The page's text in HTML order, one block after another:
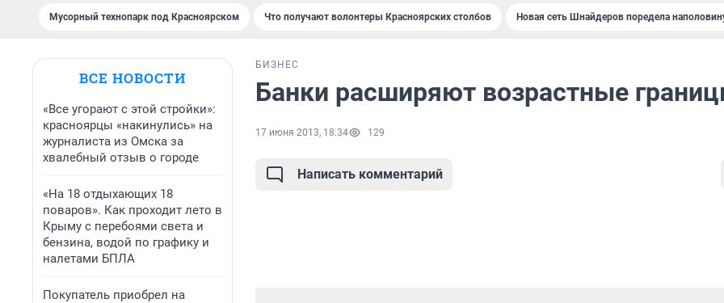
Мусорный технопарк под Крaсноярском Что получают волонтеры Красноярских столбов Новая сеть Шнайдеров поредела
ВСЕ НОВОСТИ
«Все угорают с этой стройки»:
красноярцы «накинулись» на
журналиста из Омска за
хвалебный отзыв о городе
«На 18 отдыхающих 18
поваров». Как проходит лето в
Крыму с перебоями света и
бензина, водой по графику и
налетами БПЛА
Покупатель приобрел на
БИЗНЕС
Банки расширяют возрастные
17 июня 2013, 18:34 129
Написать комментарий